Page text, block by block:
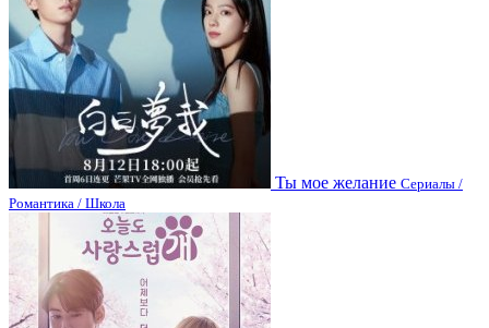
Ты мое желание Сериалы /
Романтика / Школа